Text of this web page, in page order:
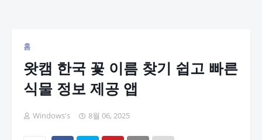
홈
왓캠 한국 꽃 이름 찾기 쉽고 빠른
식물 정보 제공 앱
Windows's 8월 06, 2025